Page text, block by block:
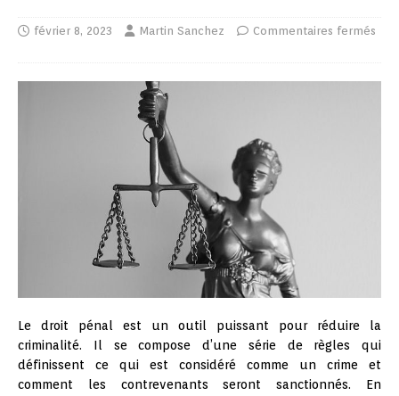
février 8, 2023 Martin Sanchez Commentaires fermés
Le droit pénal est un outil puissant pour réduire la
criminalité. Il se compose d’une série de règles qui
définissent ce qui est considéré comme un crime et
comment les contrevenants seront sanctionnés. En